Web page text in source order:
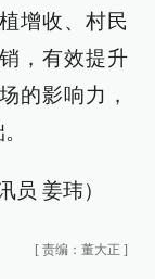
增收、村民
，有效提升
的影响力，
员 姜玮）
[ 责编：董大正 ]